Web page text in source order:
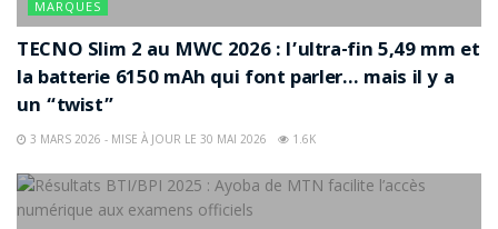
MARQUES
TECNO Slim 2 au MWC 2026 : l’ultra-fin 5,49 mm et
la batterie 6150 mAh qui font parler… mais il y a
un “twist”
3 MARS 2026 - MISE À JOUR LE 30 MAI 2026 1.6K